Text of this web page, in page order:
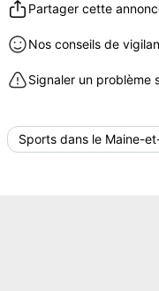
Partager cette
Nos conseils de
Signaler un problème
Sports dans le Maine-